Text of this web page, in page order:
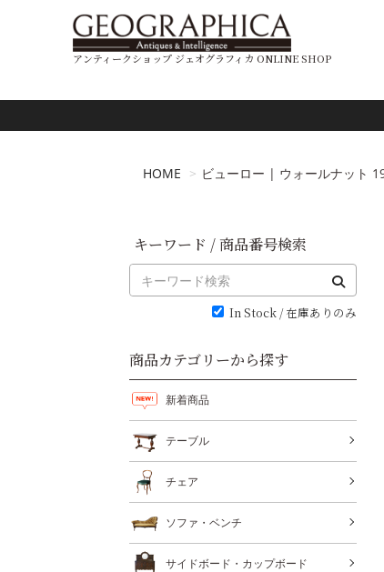
アンティークショップ ジェオグラフィカ ONLINE SHOP
HOME ビューロー | ウォールナット
キーワード / 商品番号検索
In Stock / 在庫ありのみ
商品カテゴリーから探す
新着商品
テーブル
チェア
ソファ・ベンチ
サイドボード・カップボード